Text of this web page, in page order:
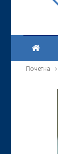
Почетна